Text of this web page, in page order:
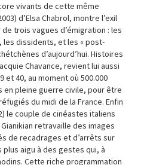
vivants de cette même
d’Elsa Chabrol, montre l’exil
trois vagues d’émigration : les
les dissidents, et les « post-
d’aujourd’hui. Histoires
Chavance, revient lui aussi
et 40, au moment où 500.000
en pleine guerre civile, pour être
du midi de la France. Enfin
le couple de cinéastes italiens
retravaille des images
de recadrages et d’arrêts sur
aigu à des gestes qui, à
Cette riche programmation